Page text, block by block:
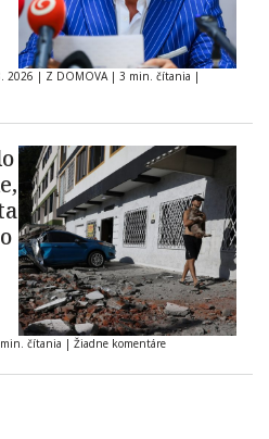
2026 | Z DOMOVA | 3 min. čítania |
čítania | Žiadne komentáre